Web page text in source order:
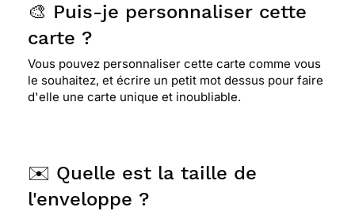
🎨 Puis-je personnaliser cette
carte ?
Vous pouvez personnaliser cette carte comme vous
le souhaitez, et écrire un petit mot dessus pour faire
d'elle une carte unique et inoubliable.
✉️ Quelle est la taille de
l'enveloppe ?